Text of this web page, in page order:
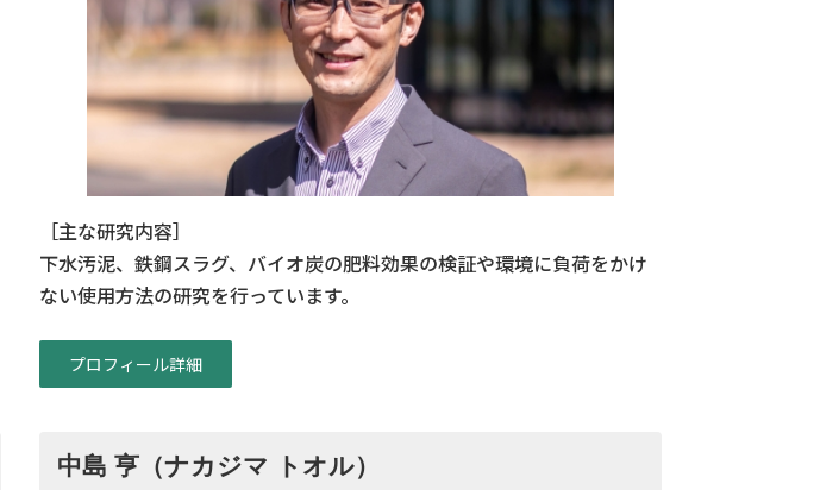
［主な研究内容］
下水汚泥、鉄鋼スラグ、バイオ炭の肥料効果の検証や環境に負荷をかけ
ない使用方法の研究を行っています。
プロフィール詳細
中島 亨（ナカジマ トオル）